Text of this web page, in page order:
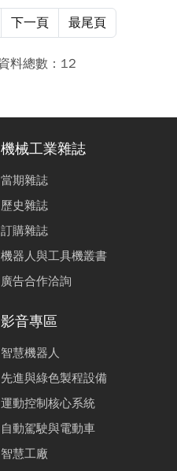
輔助監測和檢測。本文藉
集並導入產業資深人員專業
影像資料庫，以作為後續人
訓練資料，幫助操作和維護
下一頁 最尾頁
料總數：12
機械工業雜誌
當期雜誌
歷史雜誌
訂購雜誌
機器人與工具機叢書
廣告合作洽詢
影音專區
智慧機器人
先進與綠色製程設備
運動控制核心系統
自動駕駛與電動車
智慧工廠